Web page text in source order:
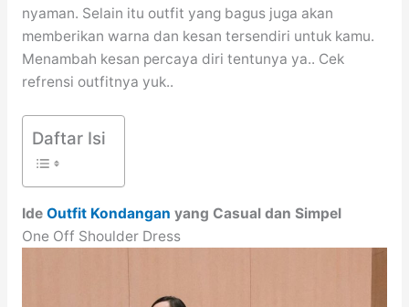
nyaman. Selain itu outfit yang bagus juga akan
memberikan warna dan kesan tersendiri untuk kamu.
Menambah kesan percaya diri tentunya ya.. Cek
refrensi outfitnya yuk..
Daftar Isi
Ide Outfit Kondangan yang Casual dan Simpel
One Off Shoulder Dress